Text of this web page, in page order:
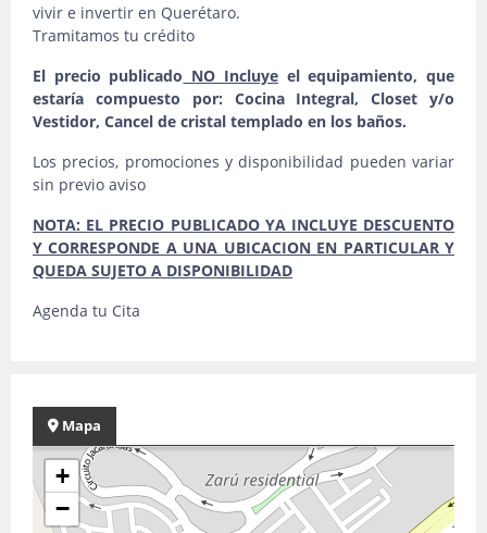
vivir e invertir en Querétaro.
Tramitamos tu crédito
El precio publicado NO Incluyeel equipamiento, que
estaría compuesto por: Cocina Integral, Closet y/o
Vestidor, Cancel de cristal templado en los baños.
Los precios, promociones y disponibilidad pueden variar
sin previo aviso
NOTA: EL PRECIO PUBLICADO YA INCLUYE DESCUENTO
Y CORRESPONDE A UNA UBICACION EN PARTICULAR Y
QUEDA SUJETO A DISPONIBILIDAD
Agenda tu Cita
Mapa
+
−